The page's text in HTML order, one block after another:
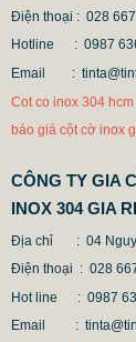
Điện thoại : 028
Hotline : 0987
Email :
Cot co inox 304
báo giá cột cờ inox
CÔNG TY GIA
INOX 304 GIA
Địa chỉ
: 04
Điện thoại : 028
Hot line
:
Email
: